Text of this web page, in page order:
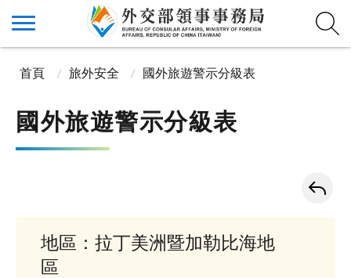
首頁 旅外安全 國外旅遊警示分級表
國外旅遊警示分級表
地區：拉丁美洲暨加勒比海地
區